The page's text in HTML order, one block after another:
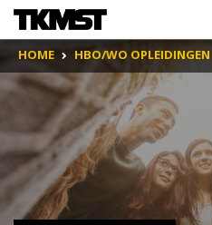
HOME HBO/WO OPLEIDINGEN